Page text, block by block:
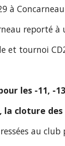
à
et tournoi
les -11, -
la cloture
au